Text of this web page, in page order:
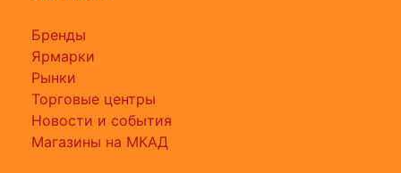
Бренды
Ярмарки
Рынки
Торговые центры
Новости и события
Магазины на МКАД